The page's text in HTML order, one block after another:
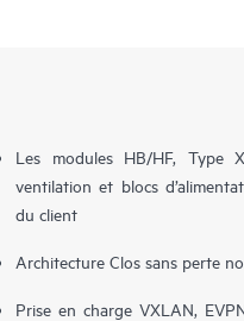
Les modules HB/HF, Type
ventilation et blocs
du client
Architecture Clos sans perte
Prise en charge VXLAN,